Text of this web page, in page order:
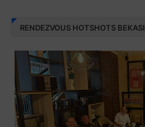
RENDEZVOUS HOTSHOTS BEKASI